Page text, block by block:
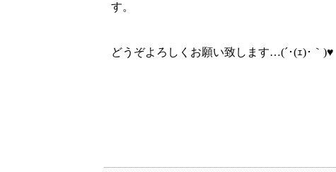
す。
どうぞよろしくお願い致します…(´･(ｪ)･｀)♥️